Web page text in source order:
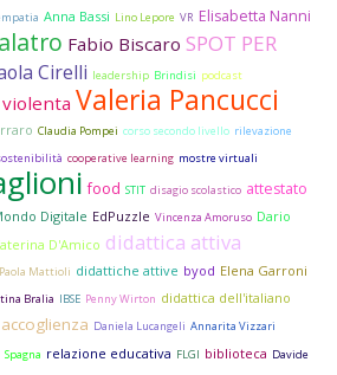
Anna Bassi Lino Lepore VR Elisabetta Nanni
Fabio Biscaro SPOT PER
Cirelli leadership Brindisi podcast
Valeria Pancucci
Claudia Pompei corso secondo livello rilevazione
cooperative learning mostre virtuali
food STIT disagio scolastico attestato
Digitale EdPuzzle Vincenza Amoruso Dario
D'Amico didattica attiva
Paola Mattioli didattiche attive byod Elena Garroni
Bralia IBSE Penny Wirton didattica dell'italiano
accoglienza Daniela Lucangeli Annarita Vizzari
Spagna relazione educativa FLGI biblioteca Davide